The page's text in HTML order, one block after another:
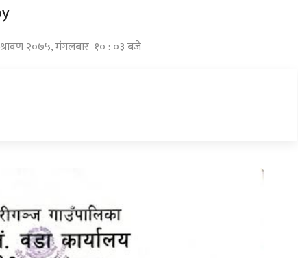
श्रावण २०७५, मंगलबार १० : ०३ बजे